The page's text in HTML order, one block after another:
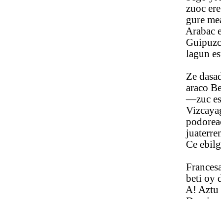
zuoc ere
gure
Arabac
Guipuzcoa
lagun
Ze
araco
—zuc esan
podoreac
juaterren
Ce
Francesac
beti oy
A! Aztu